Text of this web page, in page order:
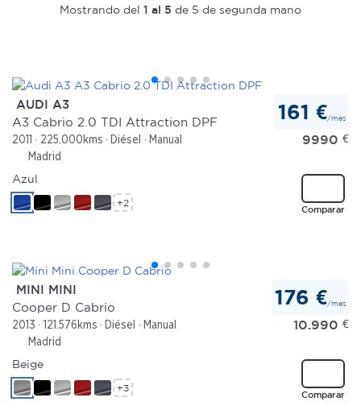
Mostrando del 1 al 5 de 5 de segunda mano
AUDI A3
A3 Cabrio 2.0 TDI Attraction DPF
2011 225.000kms Diésel
Manual
Madrid
161 €/mes
9990 €
Comparar
Azul
+2
MINI MINI
Cooper D Cabrio
2013 121.576kms Diésel
Manual
Madrid
176 €/mes
10.990 €
Comparar
Beige
+3